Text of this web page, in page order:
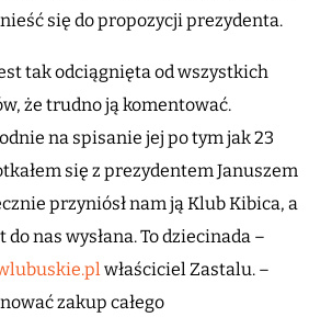
się do propozycji prezydenta.
tak odciągnięta od wszystkich
że trudno ją komentować.
na spisanie jej po tym jak 23
się z prezydentem Januszem
przyniósł nam ją Klub Kibica, a
do nas wysłana. To dziecinada –
właściciel Zastalu. –
zakup całego